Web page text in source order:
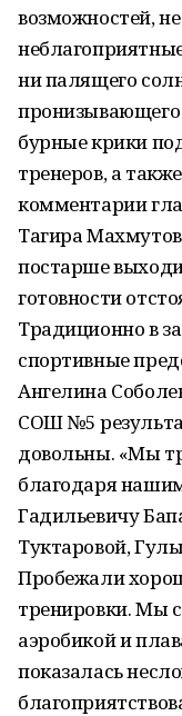
возможностей,
ни палящего
пронизывающего
бурные крики
тренеров, а
комментарии
Тагира
постарше
готовности
Традиционно в
спортивные
Ангелина
СОШ №5
довольны. «Мы
благодаря
Гадильевичу
Туктаровой,
Пробежали
тренировки. Мы
аэробикой и
показалась